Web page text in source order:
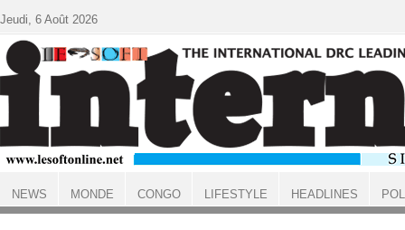
ACCUEIL
Jeudi, 6 Août 2026
NEWS MONDE CONGO LIFESTYLE HEADLINES